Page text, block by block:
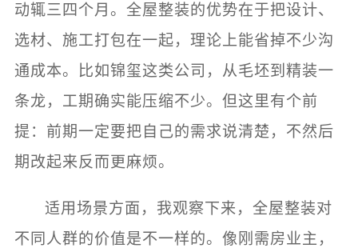
动辄三四个月。全屋整装的优势在于把设计、
选材、施工打包在一起，理论上能省掉不少沟
通成本。比如锦玺这类公司，从毛坯到精装一
条龙，工期确实能压缩不少。但这里有个前
提：前期一定要把自己的需求说清楚，不然后
期改起来反而更麻烦。
适用场景方面，我观察下来，全屋整装对
不同人群的价值是不一样的。像刚需房业主，